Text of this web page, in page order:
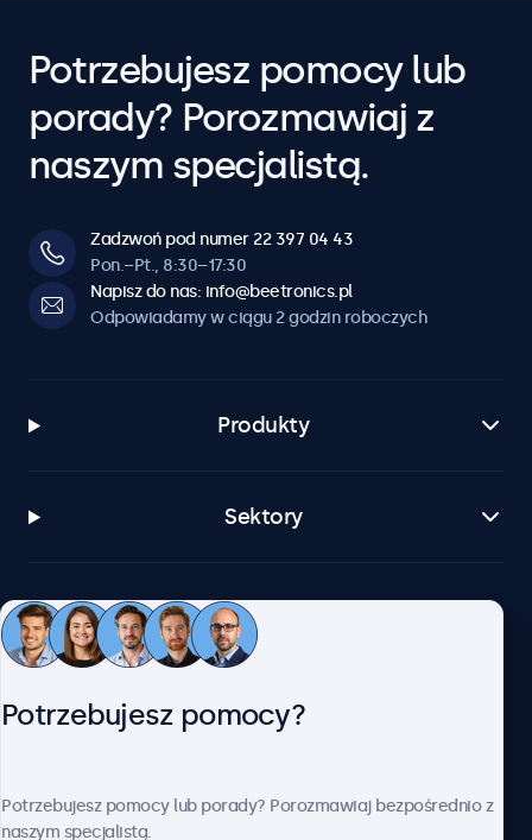
Potrzebujesz pomocy lub
porady? Porozmawiaj z
naszym specjalistą.
Zadzwoń pod numer 22 397 04 43
Pon.–Pt., 8:30–17:30
Napisz do nas: info@beetronics.pl
Odpowiadamy w ciągu 2 godzin roboczych
Produkty
Sektory
Zastosowania
Obsługa klienta
O firmie Beetronics
Potrzebujesz pomocy?
Potrzebujesz pomocy lub porady? Porozmawiaj bezpośrednio z
naszym specjalistą.